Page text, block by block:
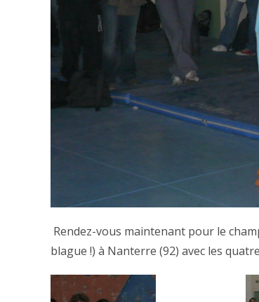
Rendez-vous maintenant pour le
blague !) à Nanterre (92) avec les